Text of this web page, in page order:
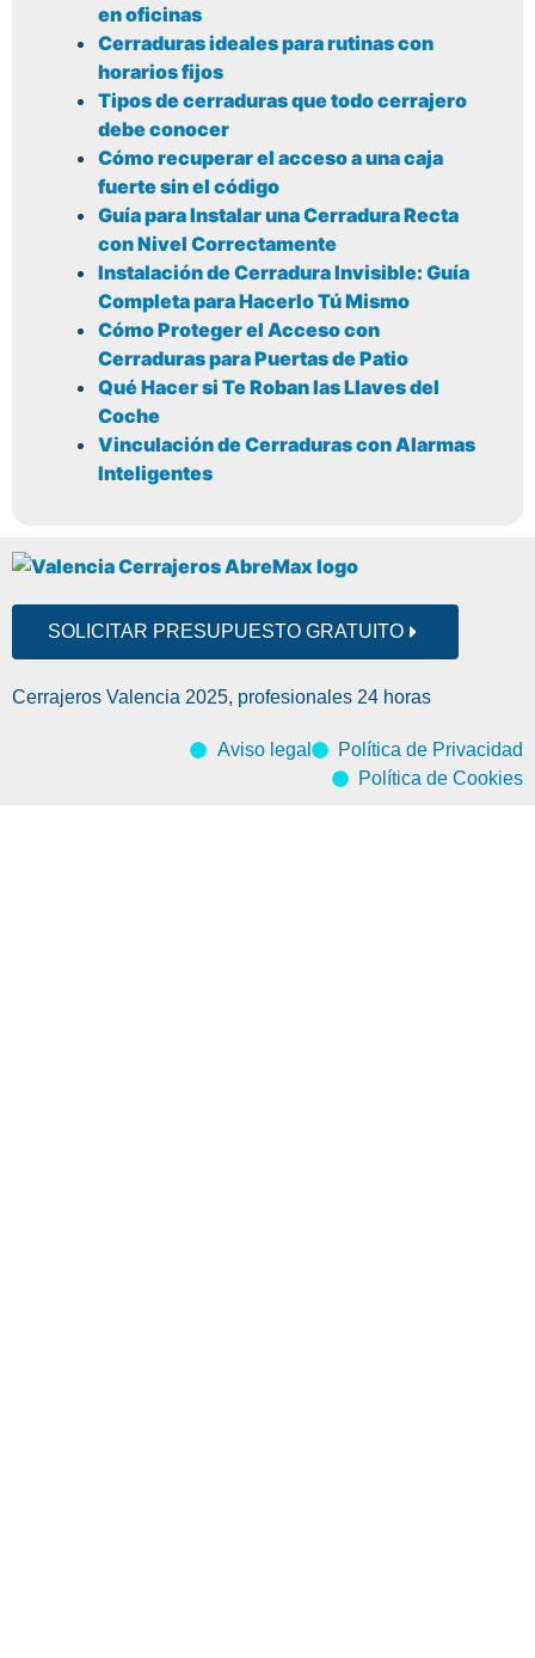
en oficinas
Cerraduras ideales para rutinas con
horarios fijos
Tipos de cerraduras que todo cerrajero
debe conocer
Cómo recuperar el acceso a una caja
fuerte sin el código
Guía para Instalar una Cerradura Recta
con Nivel Correctamente
Instalación de Cerradura Invisible: Guía
Completa para Hacerlo Tú Mismo
Cómo Proteger el Acceso con
Cerraduras para Puertas de Patio
Qué Hacer si Te Roban las Llaves del
Coche
Vinculación de Cerraduras con Alarmas
Inteligentes
SOLICITAR PRESUPUESTO GRATUITO
Cerrajeros Valencia 2025, profesionales 24 horas
Aviso legal
Política de Privacidad
Política de Cookies